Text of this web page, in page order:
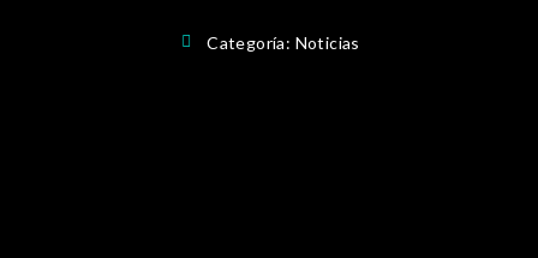
Categoría: Noticias